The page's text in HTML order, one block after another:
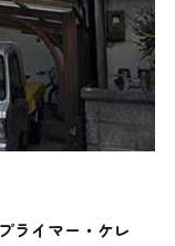
ライマー・ケレ